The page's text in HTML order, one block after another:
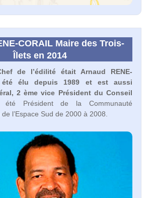
CORAIL Maire des Trois-
Îlets en 2014
de l’édilité était Arnaud RENE-
été élu depuis 1989 et est aussi
2 ème vice Président du Conseil
Président de la Communauté
l’Espace Sud de 2000 à 2008.